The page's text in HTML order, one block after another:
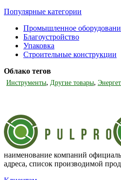
Популярные категории
Промышленное
Благоустройство
Упаковка
Строительные конструкции
Облако тегов
Инструменты, Другие товары,
наименование компаний
адреса, список производимой